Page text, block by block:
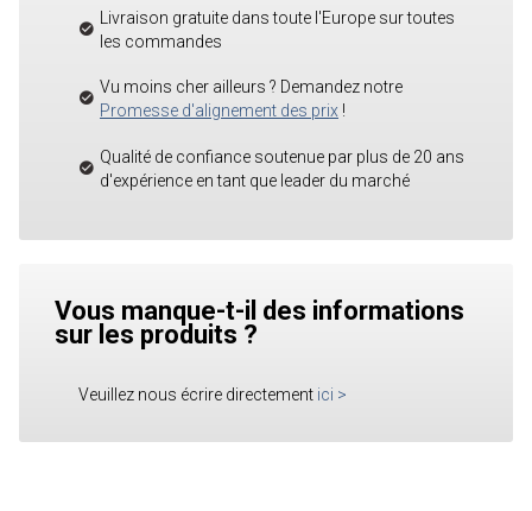
Livraison gratuite dans toute l'Europe sur toutes
les commandes
Vu moins cher ailleurs ? Demandez notre
Promesse d'alignement des prix !
Qualité de confiance soutenue par plus de 20 ans
d'expérience en tant que leader du marché
Vous manque-t-il des informations
sur les produits ?
Veuillez nous écrire directement ici >